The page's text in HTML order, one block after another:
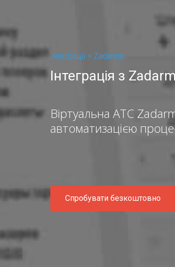
Інтеграції > Zadarma
Інтеграція з
Віртуальна АТС
автоматизацією
Спробувати безкоштовно